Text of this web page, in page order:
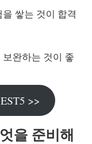
쌓는 것이 합격
완하는 것이 좋
>>
을 준비해